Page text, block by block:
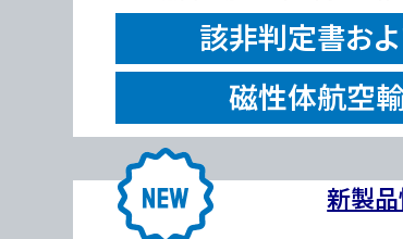
該非判定書お
磁性体航空
新製